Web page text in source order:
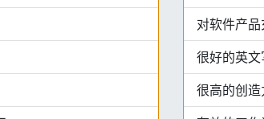
对软件产
很好的英
很高的创